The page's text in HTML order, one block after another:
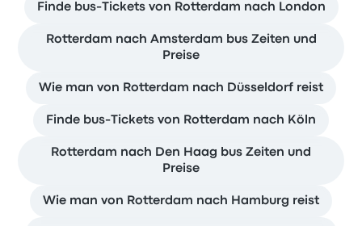
Finde bus-Tickets von Rotterdam nach London
Rotterdam nach Amsterdam bus Zeiten und
Preise
Wie man von Rotterdam nach Düsseldorf reist
Finde bus-Tickets von Rotterdam nach Köln
Rotterdam nach Den Haag bus Zeiten und
Preise
Wie man von Rotterdam nach Hamburg reist